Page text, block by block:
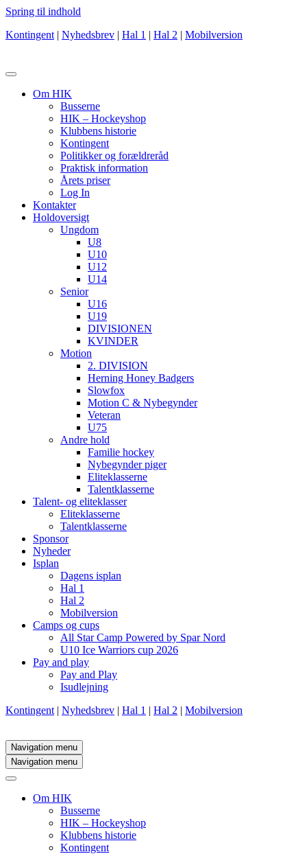
Spring til indhold
Kontingent | Nyhedsbrev | Hal 1 | Hal 2 | Mobilversion
Om HIK
Busserne
HIK – Hockeyshop
Klubbens historie
Kontingent
Politikker og forældreråd
Praktisk information
Årets priser
Log In
Kontakter
Holdoversigt
Ungdom
U8
U10
U12
U14
Senior
U16
U19
DIVISIONEN
KVINDER
Motion
2. DIVISION
Herning Honey Badgers
Slowfox
Motion C & Nybegynder
Veteran
U75
Andre hold
Familie hockey
Nybegynder piger
Eliteklasserne
Talentklasserne
Talent- og eliteklasser
Eliteklasserne
Talentklasserne
Sponsor
Nyheder
Isplan
Dagens isplan
Hal 1
Hal 2
Mobilversion
Camps og cups
All Star Camp Powered by Spar Nord
U10 Ice Warriors cup 2026
Pay and play
Pay and Play
Isudlejning
Kontingent | Nyhedsbrev | Hal 1 | Hal 2 | Mobilversion
Navigation menu
Navigation menu
Om HIK
Busserne
HIK – Hockeyshop
Klubbens historie
Kontingent